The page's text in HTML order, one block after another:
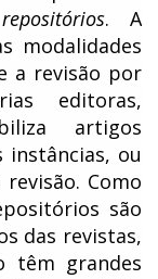
repositórios. A
modalidades
a revisão por
editoras,
artigos
ou
Como
são
das revistas,
têm grandes